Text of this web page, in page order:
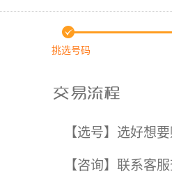
挑选号码
【选号】选好想
【咨询】联系客